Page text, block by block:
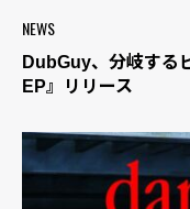
NEWS
DubGuy、分岐する
EP』リリース